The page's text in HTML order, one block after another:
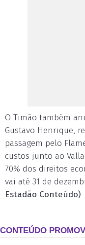
O Timão também
Gustavo Henrique,
passagem pelo
custos junto ao
70% dos direitos
vai até 31 de
Estadão Conteúdo)